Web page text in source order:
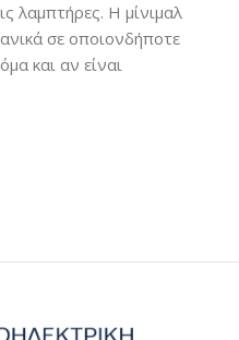
λαμπτήρες. Η μίνιμαλ
σε οποιονδήποτε
και αν είναι